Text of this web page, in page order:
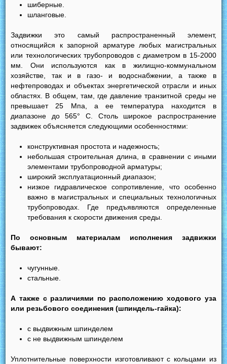
шиберные.
шланговые.
Задвижки это самый распространенный элемент,
относящийся к запорной арматуре любых магистральных
или технологических трубопроводов с диаметром в 15-2000
мм. Они используются как в жилищно-коммунальном
хозяйстве, так и в газо- и водоснабжении, а также в
нефтепроводах и объектах энергетической отрасли и иных
областях. В общем, там, где давление транзитной среды не
превышает 25 Мпа, а ее температура находится в
диапазоне до 565° C. Столь широкое распространение
задвижек объясняется следующими особенностями:
конструктивная простота и надежность;
небольшая строительная длина, в сравнении с иными
элементами трубопроводной арматуры;
широкий эксплуатационный диапазон;
низкое гидравлическое сопротивление, что особенно
важно в магистральных и специальных технологичных
трубопроводах. Где предъявляются определенные
требования к скорости движения среды.
По основным материалам исполнения задвижки
бывают:
чугунные.
стальные.
А также с различиями по расположению ходового уза
или резьбового соединения (шпиндель-гайка):
с выдвижным шпинделем
с не выдвижным шпинделем
Уплотнительные поверхности изготовливают с кольцами из